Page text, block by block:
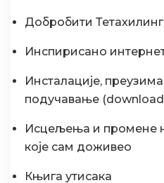
Добробити
Инспирисано
Инсталације,
подучавање
Исцељења и промене
које сам доживео
Књига утисака